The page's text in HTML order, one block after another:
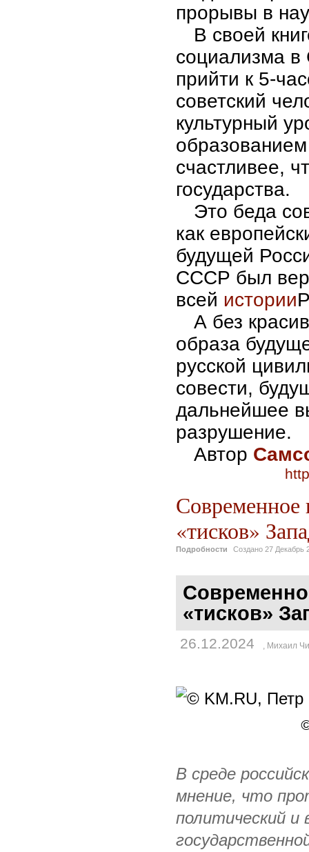
прорывы в
В своей
социализма
прийти к 5-
советский
культурный
счастливее,
государства.
Это беда
как
будущей
СССР был
всей истории
А без
образа
русской
совести,
дальнейшее
разрушение.
Автор
Современное
«тисков»
Подробности Создано 27 Декабрь
«тисков»
26.12.2024 , Михаил
В среде
мнение, что
политический